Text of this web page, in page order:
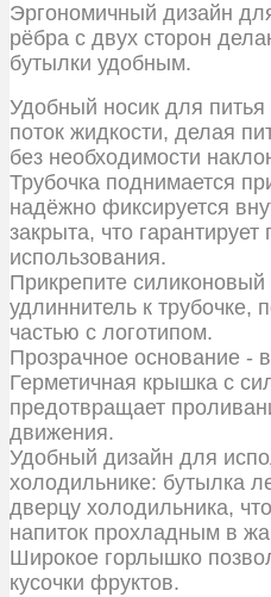
Эргономичный дизайн
рёбра с двух сторон
бутылки удобным.
Удобный носик для питья
поток жидкости, делая
без необходимости
Трубочка поднимается
надёжно фиксируется
закрыта, что гарантирует
использования.
Прикрепите
удлиннитель к трубочке,
частью с логотипом.
Прозрачное основание -
Герметичная крышка с
предотвращает
движения.
Удобный дизайн для
холодильнике: бутылка
дверцу холодильника,
напиток прохладным в
Широкое горлышко
кусочки фруктов.